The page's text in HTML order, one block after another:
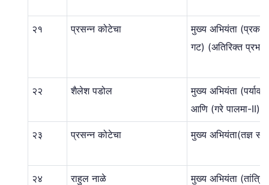
२१ प्रसन्न कोटेचा
मुख्य अभियंता (प्रकल्प
गट) (अतिरिक्त
२२ शैलेश पडोल
मुख्य अभियंता
आणि (गरे पालमा-II)
२३ प्रसन्न कोटेचा मुख्य अभियंता(तज्ञ
२४ राहुल नाळे मुख्य अभियंता